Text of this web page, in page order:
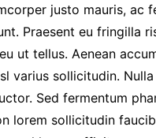
justo mauris, ac
Praesent eu fringilla
ut tellus. Aenean
varius sollicitudin.
Sed fermentum
lorem sollicitudin